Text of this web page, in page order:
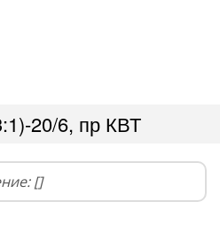
20/6, пр КВТ
[]